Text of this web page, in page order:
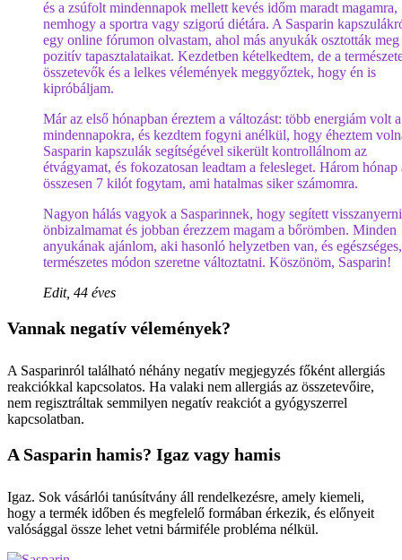
és a zsúfolt mindennapok mellett kevés időm maradt magamra,
nemhogy a sportra vagy szigorú diétára. A Sasparin
egy online fórumon olvastam, ahol más anyukák osztották meg
pozitív tapasztalataikat. Kezdetben kételkedtem, de a
összetevők és a lelkes vélemények meggyőztek, hogy én is
kipróbáljam.
Már az első hónapban éreztem a változást: több energiám volt a
mindennapokra, és kezdtem fogyni anélkül, hogy éheztem
Sasparin kapszulák segítségével sikerült kontrollálnom az
étvágyamat, és fokozatosan leadtam a felesleget. Három hónap
összesen 7 kilót fogytam, ami hatalmas siker számomra.
Nagyon hálás vagyok a Sasparinnek, hogy segített
önbizalmamat és jobban érezzem magam a bőrömben. Minden
anyukának ajánlom, aki hasonló helyzetben van, és egészséges,
természetes módon szeretne változtatni. Köszönöm, Sasparin!
Edit, 44 éves
Vannak negatív vélemények?
A Sasparinról található néhány negatív megjegyzés főként allergiás
reakciókkal kapcsolatos. Ha valaki nem allergiás az összetevőire,
nem regisztráltak semmilyen negatív reakciót a gyógyszerrel
kapcsolatban.
A Sasparin hamis? Igaz vagy hamis
Igaz. Sok vásárlói tanúsítvány áll rendelkezésre, amely kiemeli,
hogy a termék időben és megfelelő formában érkezik, és előnyeit
valósággal össze lehet vetni bármiféle probléma nélkül.